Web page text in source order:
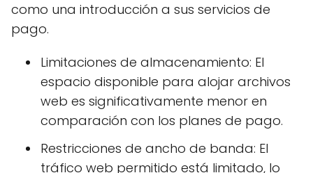
como una introducción a sus servicios de
pago.
Limitaciones de almacenamiento: El
espacio disponible para alojar archivos
web es significativamente menor en
comparación con los planes de pago.
Restricciones de ancho de banda: El
tráfico web permitido está limitado, lo